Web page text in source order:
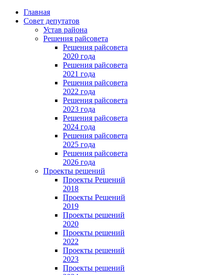
Главная
Совет депутатов
Устав района
Решения райсовета
Решения райсовета
2020 года
Решения райсовета
2021 года
Решения райсовета
2022 года
Решения райсовета
2023 года
Решения райсовета
2024 года
Решения райсовета
2025 года
Решения райсовета
2026 года
Проекты решений
Проекты Решений
2018
Проекты Решений
2019
Проекты решений
2020
Проекты решений
2022
Проекты решений
2023
Проекты решений